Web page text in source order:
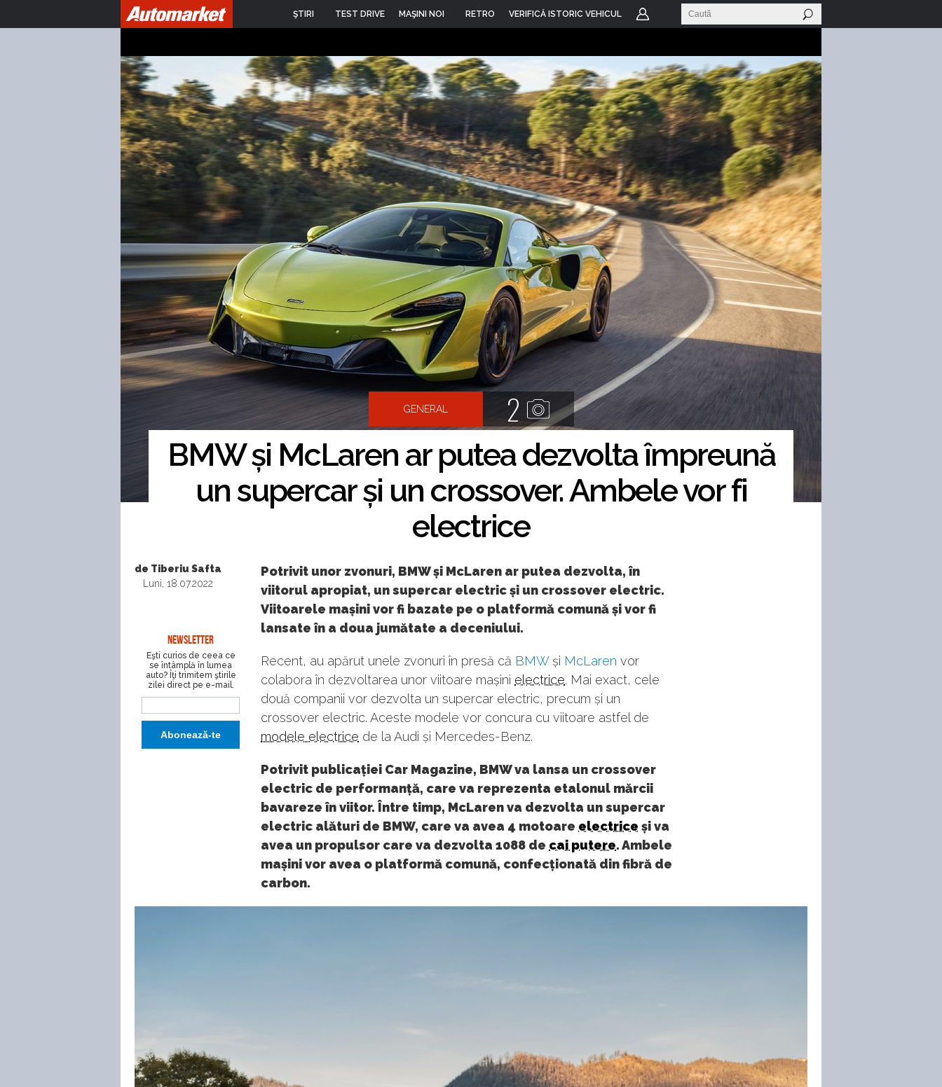
ŞTIRI TEST DRIVE MAŞINI NOI RETRO VERIFICĂ ISTORIC VEHICUL
GENERAL 2
BMW și McLaren ar putea dezvolta împreună
un supercar și un crossover. Ambele vor fi
electrice
de Tiberiu Safta
Luni, 18.07.2022
NEWSLETTER
Eşti curios de ceea ce
se întâmplă în lumea
auto? Îţi trimitem ştirile
zilei direct pe e-mail.
Potrivit unor zvonuri, BMW și McLaren ar putea dezvolta, în
viitorul apropiat, un supercar electric și un crossover electric.
Viitoarele mașini vor fi bazate pe o platformă comună și vor fi
lansate în a doua jumătate a deceniului.
Recent, au apărut unele zvonuri în presă că BMWși McLaren vor
colabora în dezvoltarea unor viitoare mașini electrice. Mai exact, cele
două companii vor dezvolta un supercar electric, precum și un
crossover electric. Aceste modele vor concura cu viitoare astfel de
modele electrice de la Audi și Mercedes-Benz.
Potrivit publicației Car Magazine, BMW va lansa un crossover
electric de performanță, care va reprezenta etalonul mărcii
bavareze în viitor. Între timp, McLaren va dezvolta un supercar
electric alături de BMW, care va avea 4 motoare electrice și va
avea un propulsor care va dezvolta 1088 de cai putere. Ambele
mașini vor avea o platformă comună, confecționată din fibră de
carbon.